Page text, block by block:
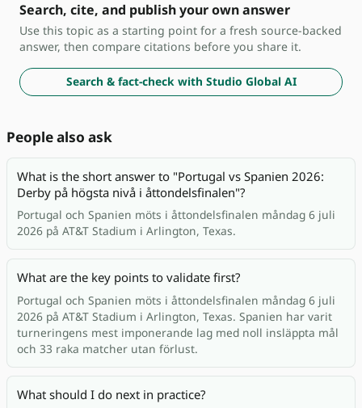
Search, cite, and publish your own answer
Use this topic as a starting point for a fresh source-backed
answer, then compare citations before you share it.
Search & fact-check with Studio Global AI
People also ask
What is the short answer to "Portugal vs Spanien 2026:
Derby på högsta nivå i åttondelsfinalen"?
Portugal och Spanien möts i åttondelsfinalen måndag 6 juli
2026 på AT&T Stadium i Arlington, Texas.
What are the key points to validate first?
Portugal och Spanien möts i åttondelsfinalen måndag 6 juli
2026 på AT&T Stadium i Arlington, Texas. Spanien har varit
turneringens mest imponerande lag med noll insläppta mål
och 33 raka matcher utan förlust.
What should I do next in practice?